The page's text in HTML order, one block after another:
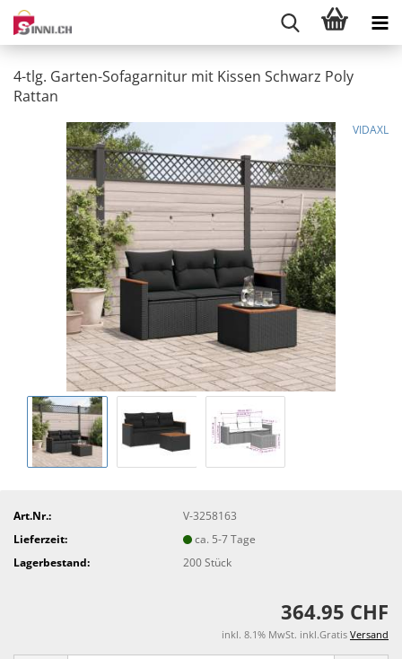
4-tlg. Garten-Sofagarnitur mit Kissen Schwarz Poly
Rattan
VIDAXL
Art.Nr.:
V-3258163
Lieferzeit:
ca. 5-7 Tage
Lagerbestand:
200Stück
364.95 CHF
inkl. 8.1% MwSt. inkl.Gratis Versand